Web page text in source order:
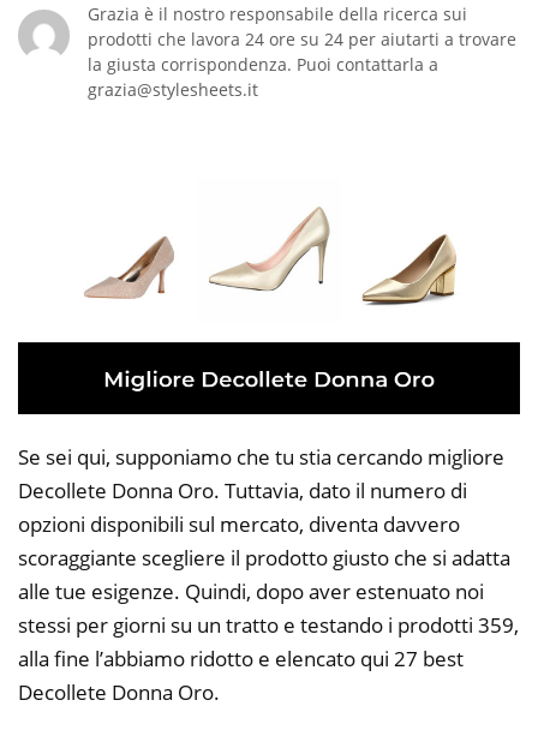
Grazia è il nostro responsabile della ricerca sui
prodotti che lavora 24 ore su 24 per aiutarti a trovare
la giusta corrispondenza. Puoi contattarla a
grazia@stylesheets.it
Se sei qui, supponiamo che tu stia cercando migliore
Decollete Donna Oro. Tuttavia, dato il numero di
opzioni disponibili sul mercato, diventa davvero
scoraggiante scegliere il prodotto giusto che si adatta
alle tue esigenze. Quindi, dopo aver estenuato noi
stessi per giorni su un tratto e testando i prodotti 359,
alla fine l’abbiamo ridotto e elencato qui 27 best
Decollete Donna Oro.